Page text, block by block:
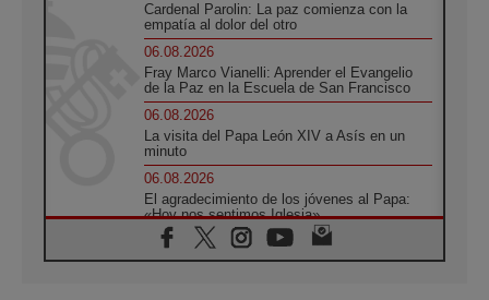
Cardenal Parolin: La paz comienza con la
empatía al dolor del otro
06.08.2026
Fray Marco Vianelli: Aprender el Evangelio
de la Paz en la Escuela de San Francisco
06.08.2026
La visita del Papa León XIV a Asís en un
minuto
06.08.2026
El agradecimiento de los jóvenes al Papa:
«Hoy nos sentimos Iglesia»
06.08.2026
Líbano: Reanudan los coloquios en Roma en